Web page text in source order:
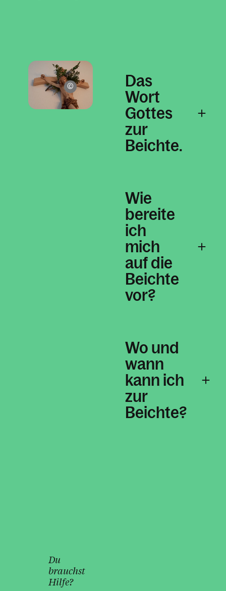
Kalender
Personen
Pfarre LangeneggDas
Wort
Gottes
zur
Beichte.
Wie
bereite
ich
mich
auf die
Beichte
vor?
Wo und
wann
kann ich
zur
Beichte?
Du
brauchst
Hilfe?